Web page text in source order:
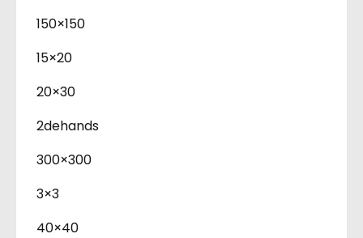
150×150
15×20
20×30
2dehands
300×300
3×3
40×40